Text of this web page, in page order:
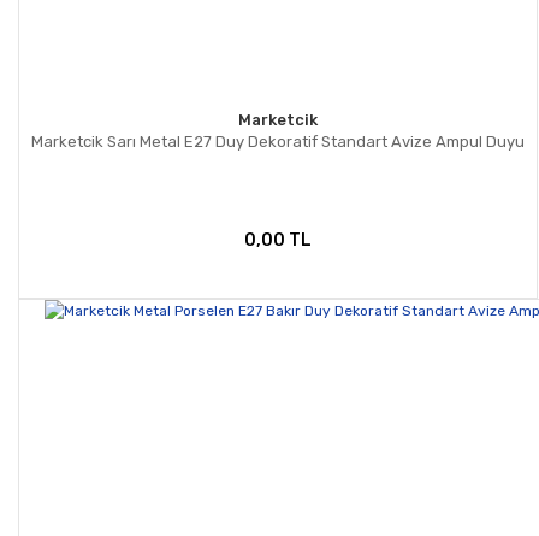
Marketcik
Marketcik Sarı Metal E27 Duy Dekoratif Standart Avize Ampul Duyu
0,00 TL